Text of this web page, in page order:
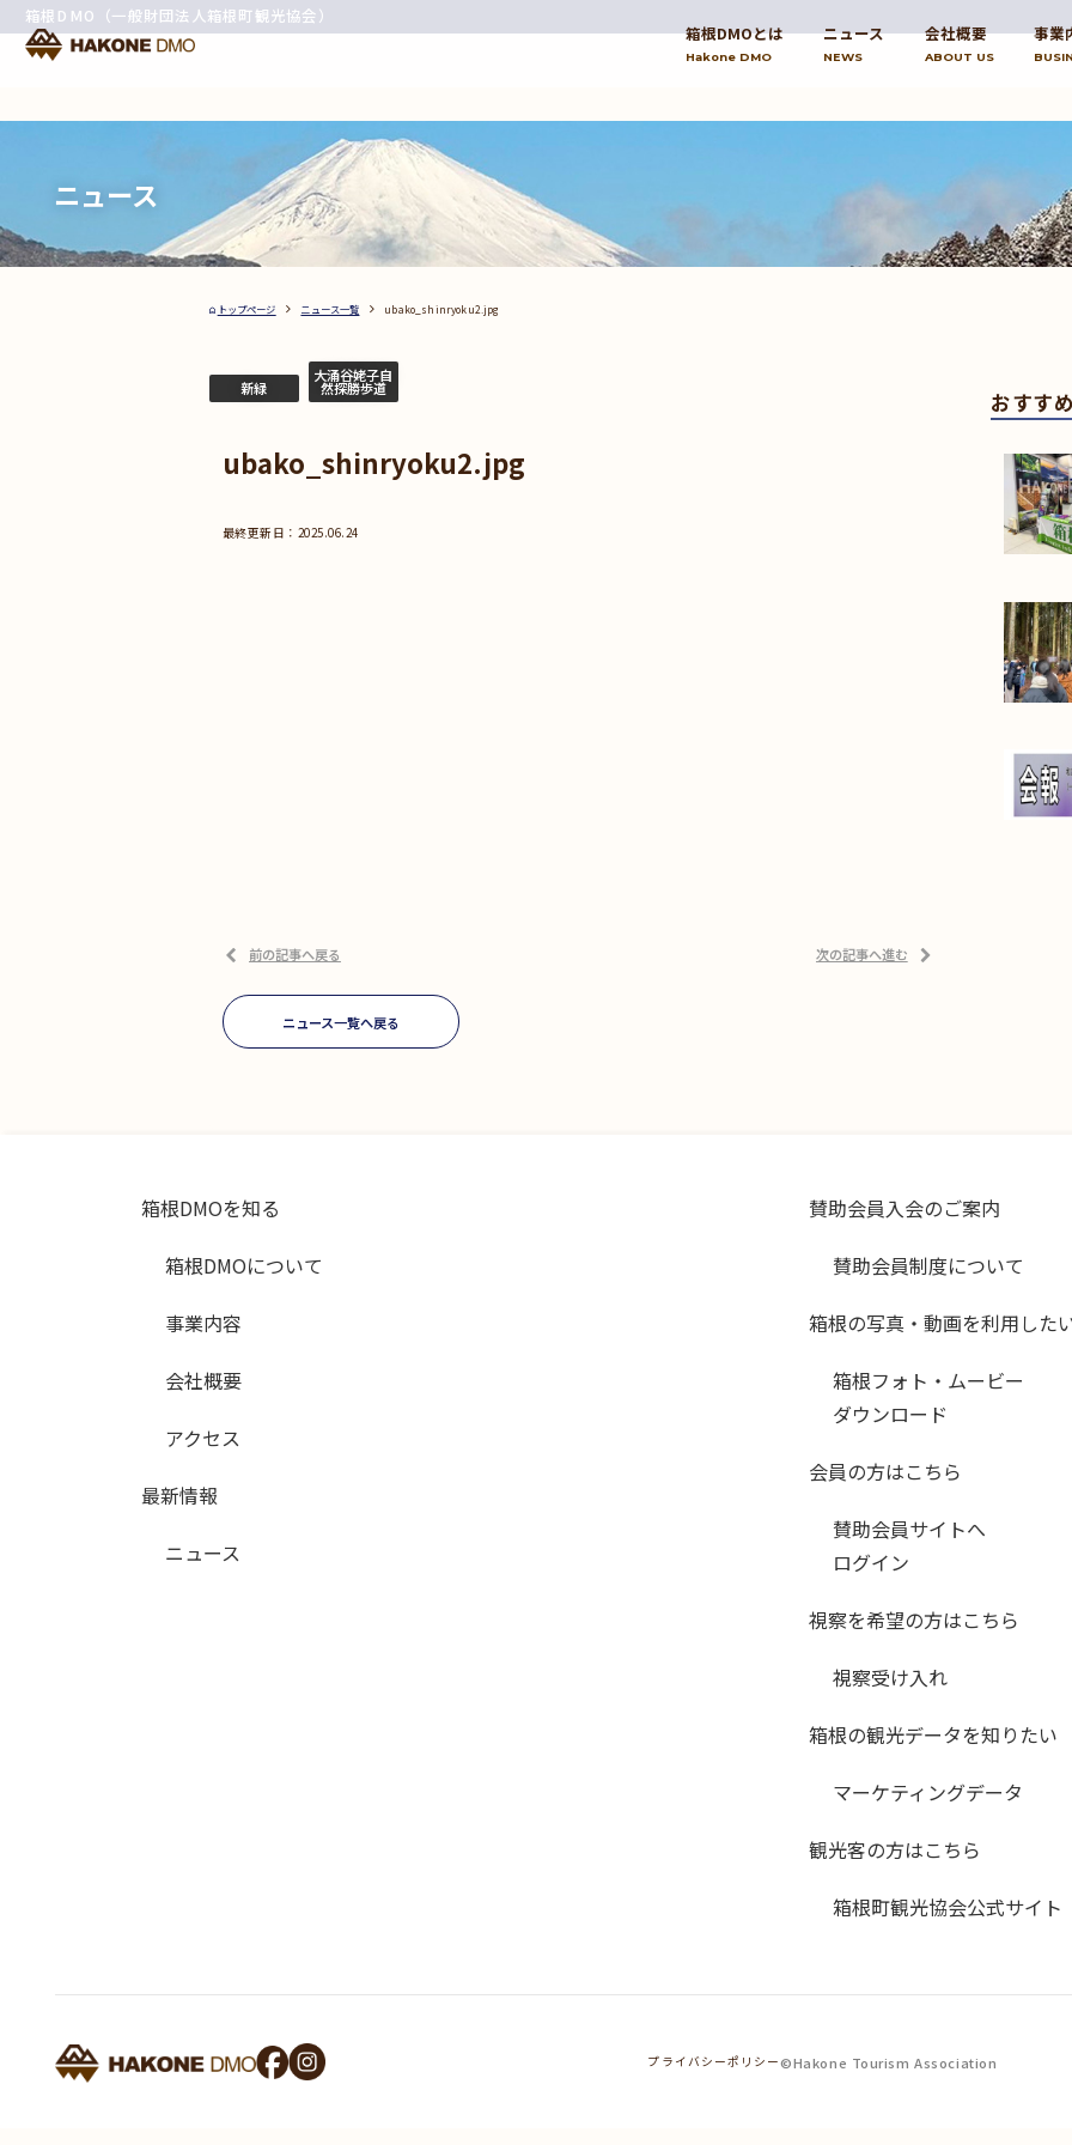
箱根DMO（一般財団法人箱根町観光協会）
箱根DMOとは
Hakone DMO
ニュース
NEWS
会社概要
ABOUT US
事業
ニュース
トップページ ニュース一覧 ubako_shinryoku2.jpg
新緑
大涌谷姥子自
然探勝歩道
ubako_shinryoku2.jpg
2025.06.24
おすす
前の記事へ戻る 次の記事へ進む
ニュース一覧へ戻る
箱根DMOを知る
箱根DMOについて
事業内容
会社概要
アクセス
最新情報
ニュース
賛助会員入会のご案内
賛助会員制度について
箱根の写真・動画を利用した
箱根フォト・ムービー
ダウンロード
会員の方はこちら
賛助会員サイトへ
ログイン
視察を希望の方はこちら
視察受け入れ
箱根の観光データを知りたい
マーケティングデータ
観光客の方はこちら
箱根町観光協会公式サイト
プライバシーポリシー©Hakone Tourism Association